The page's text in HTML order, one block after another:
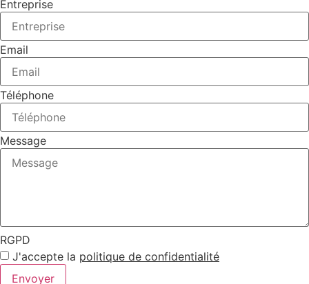
Entreprise
Email
Téléphone
Message
RGPD
J'accepte la politique de confidentialité
Envoyer